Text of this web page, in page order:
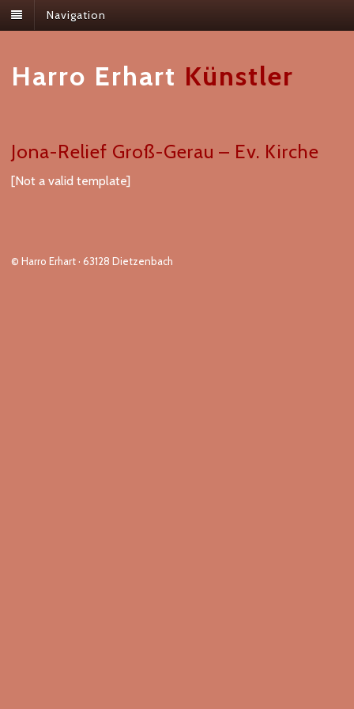
Navigation
Harro Erhart Künstler
Jona-Relief Groß-Gerau – Ev. Kirche
[Not a valid template]
© Harro Erhart · 63128 Dietzenbach